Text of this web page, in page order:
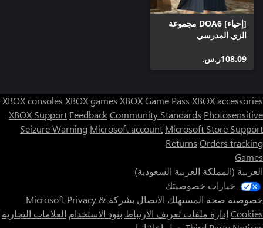
[إحياء] DOA6 مجموعة
الزي المدرسي
‪ر.س.‏‎108.09‬
XBOX consoles XBOX games XBOX Game Pass XBOX accessories
XBOX Support FeedbackCommunity Standards Photosensitive
Seizure Warning Microsoft account Microsoft Store Support
Returns Orders tracking
Games
العربية (المملكة العربية السعودية)
خيارات خصوصيتك
خصوصية صحة المستهلك الاتصال بشركة Microsoft Privacy &
Cookies إدارة ملفات تعريف الارتباط بنود الاستخدام العلامات التجارية